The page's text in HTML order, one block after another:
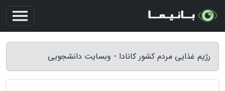
رژیم غذایی مردم کشور کانادا - وبسایت دانشجویی